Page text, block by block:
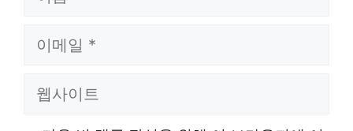
이
일
웹